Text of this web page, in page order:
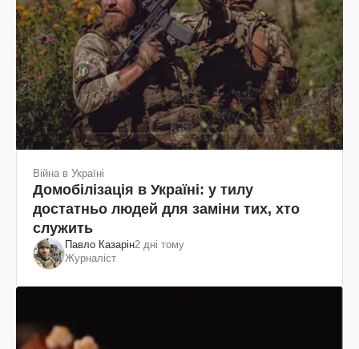
Війна в Україні
Домобілізація в Україні: у тилу
достатньо людей для заміни тих, хто
служить
Павло Казарін2 дні тому
Журналіст